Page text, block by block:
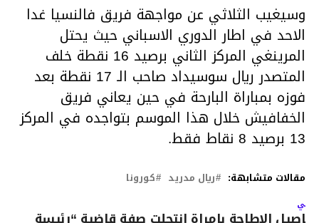
وسيغيب الثلاثي عن مواجهة فريق فالنسيا غدا
الاحد في اطار الدوري الاسباني حيث يحتل
المرينغي المركز الثاني برصيد 16 نقطة خلف
المتصدر ريال سوسيداد صاحب الـ 17 نقطة بعد
فوزه بمباراة البارحة في حين يعاني فريق
الخفافيش خلال هذا الموسم بتواجده في المركز
13 برصيد 8 نقاط فقط.
مقالات متشابهة: ريال مدريد كورونا